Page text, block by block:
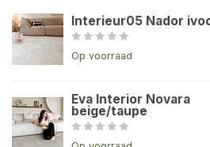
Interieur05 Nador
Op voorraad
Eva Interior Novara
beige/taupe